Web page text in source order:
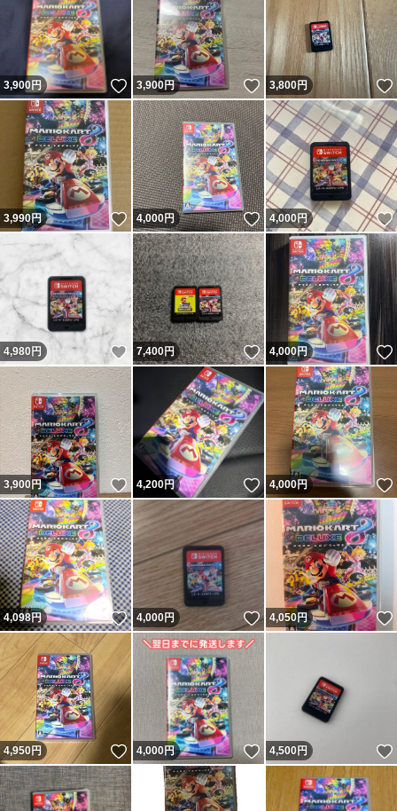
3,900円 いいね！
3,900円 いいね！
3,800円
3,990円 いいね！
4,000円 いいね！
4,000円
4,980 円 いいね！
7,400円 いいね！
4,000円
3,900円 いいね！
4,200円 いいね！
4,000円
4,098円 いいね！
4,000円 いいね！
4,050円
4,950円 いいね！
4,000円 いいね！
4,500円